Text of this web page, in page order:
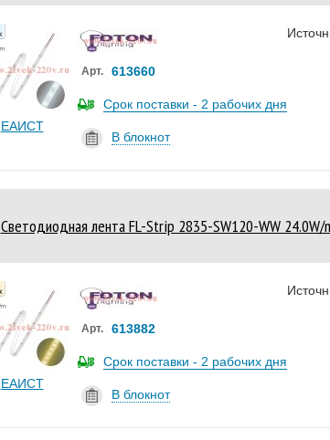
ЕАИСТ
Арт. 613660
Срок поставки - 2 рабочих дня
В блокнот
Светодиодная лента FL-Strip 2835-SW120-WW
ЕАИСТ
Арт. 613882
Срок поставки - 2 рабочих дня
В блокнот